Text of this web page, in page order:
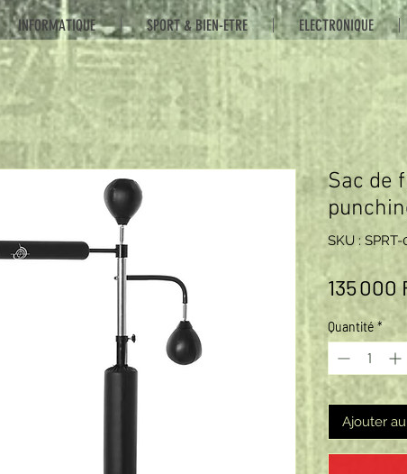
INFORMATIQUE SPORT & BIEN-ETRE ELECTRONIQUE
Sac de
SKU : SPRT-
135 000
Quantité *
Ajouter